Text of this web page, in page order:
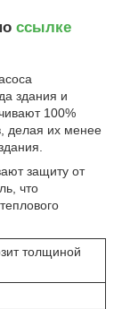
ссылке
здания и
100%
делая их менее
защиту от
что
толщиной